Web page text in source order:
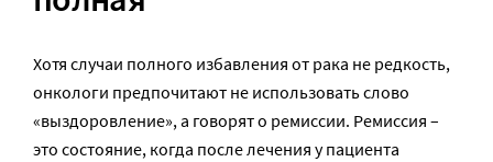
Хотя случаи полного избавления от рака не редкость,
онкологи предпочитают не использовать слово
«выздоровление», а говорят о ремиссии. Ремиссия –
это состояние, когда после лечения у пациента